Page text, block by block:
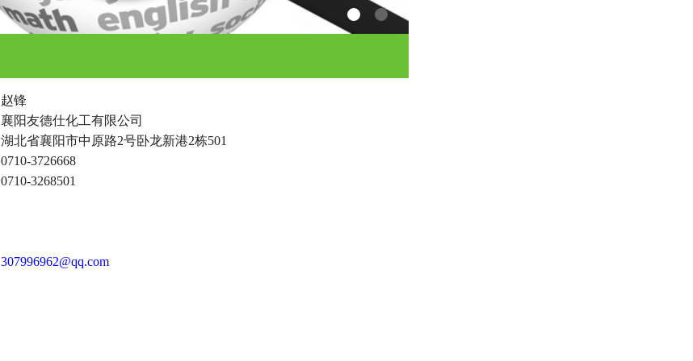
赵锋
襄阳友德仕化工有限公司
湖北省襄阳市中原路2号卧龙新港2栋501
0710-3726668
0710-3268501
307996962@qq.com